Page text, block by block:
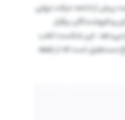
از ادامه حرکت نزولی
و فروشندگان برقرار
می‌دهد. این شکست اغلب
مستطیل است که از نقطه